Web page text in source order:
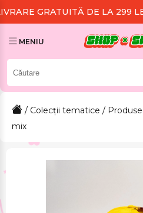
DE LA 299 LEI CADOURI
MENIU
/ Colecții tematice /
mix